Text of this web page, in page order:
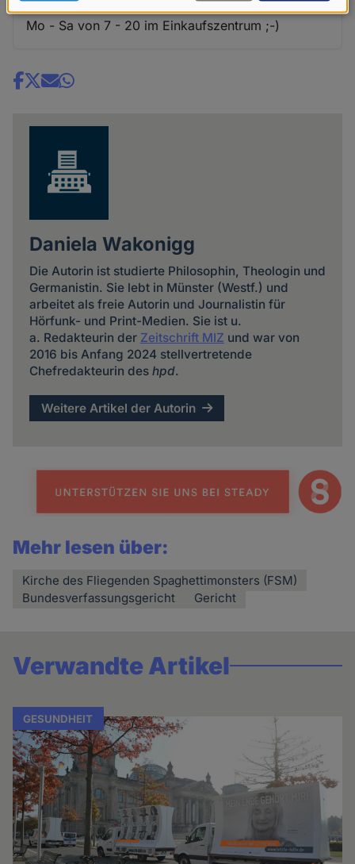
Da fehlt noch das Hinweisschild: Götze Mammon,
Mo - Sa von 7 - 20 im Einkaufszentrum ;-)
Share
Daniela Wakonigg
Die Autorin ist studierte Philosophin, Theologin und
Germanistin. Sie lebt in Münster (Westf.) und
arbeitet als freie Autorin und Journalistin für
Hörfunk- und Print-Medien. Sie ist u.
a. Redakteurin der Zeitschrift MIZ und war von
2016 bis Anfang 2024 stellvertretende
Chefredakteurin des hpd.
Weitere Artikel der Autorin
Mehr lesen über:
Kirche des Fliegenden Spaghettimonsters (FSM)
Bundesverfassungsgericht
Gericht
Verwandte Artikel
GESUNDHEIT
Daten